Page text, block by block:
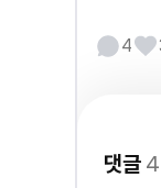
4
댓글4